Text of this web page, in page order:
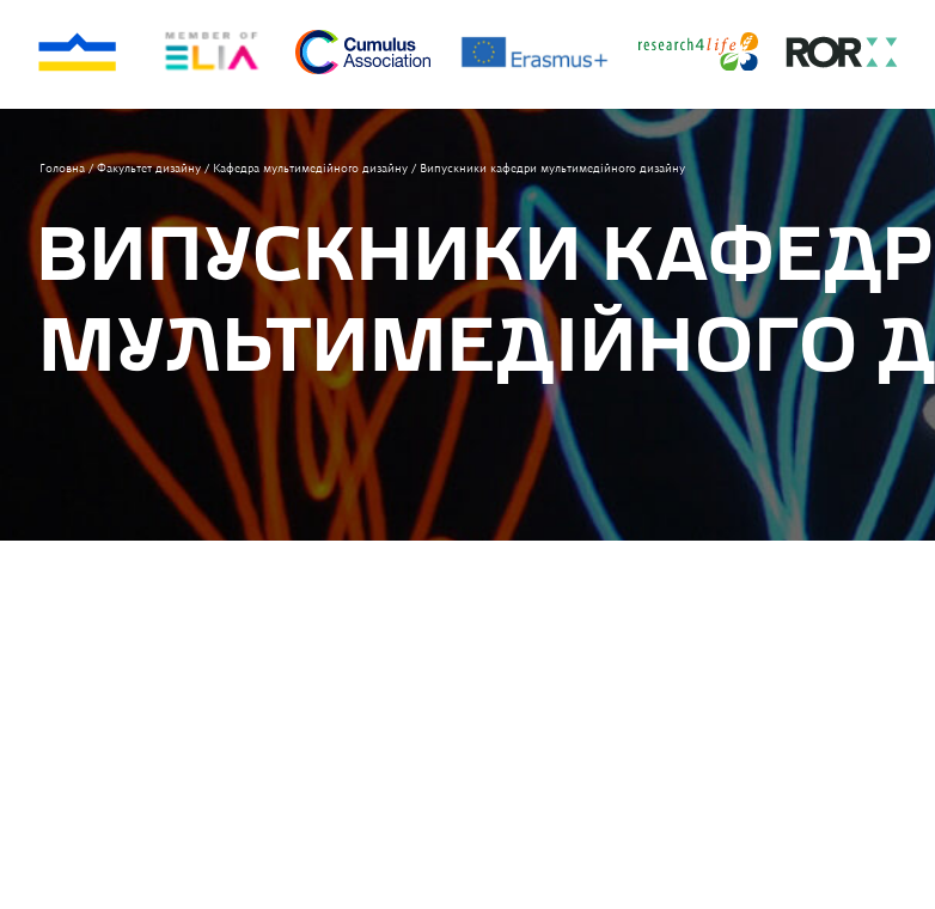
Головна/Факультет дизайну/ Кафедра мультимедiйного дизайну / Випускники кафедри мультимедiйного дизайну
ВИПУСКНИКИ
МУЛЬТИМЕДIЙНОГО